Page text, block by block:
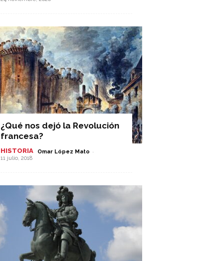
¿Qué nos dejó la Revolución
francesa?
HISTORIA Omar López Mato -
11 julio, 2018